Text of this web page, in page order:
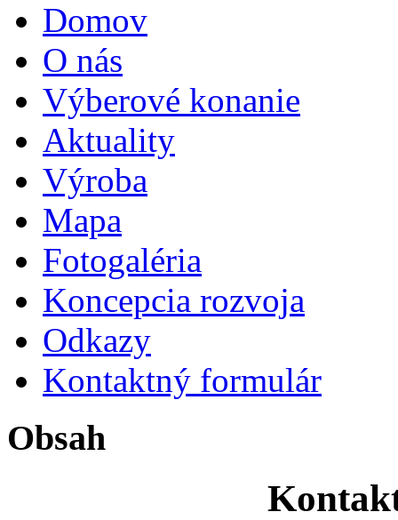
Domov
O nás
Výberové konanie
Aktuality
Výroba
Mapa
Fotogaléria
Koncepcia rozvoja
Odkazy
Kontaktný formulár
Obsah